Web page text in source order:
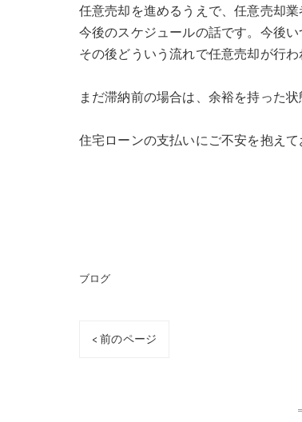
任意売却を進めるうえで、任意売却
今後のスケジュールの話です。今後
その後どういう流れで任意売却が行
まだ滞納前の場合は、余裕を持った
住宅ローンの支払いにご不安を抱え
ブログ
< 前のページ